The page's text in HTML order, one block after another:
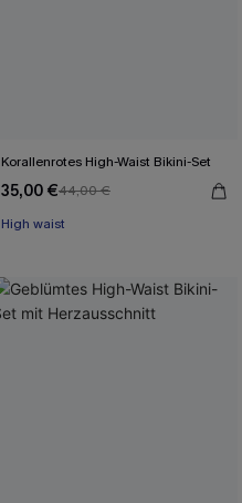
Korallenrotes High-Waist Bikini-Set
35,00 €44,00 €
High waist